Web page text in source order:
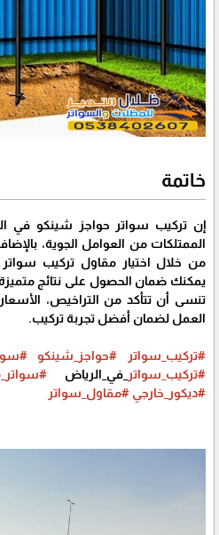
خاتمة
إن تركيب سواتر حواجز شينكو في
الممتلكات من العوامل الجوية،
من خلال اختيار مقاول تركيب
يمكنك ضمان الحصول على نتائج
تنسى أن تتأكد من التراخيص،
العمل لضمان أفضل تجربة تركيب.
#تركيب_سواتر #حواجز_شينكو
#تركيب_سواتر _في_الرياض
#ديكور_خارجي #مقاول_سواتر